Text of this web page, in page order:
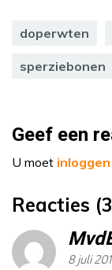
doperwten
sperziebonen
Geef een
U moet inloggen
Reacties
8 juli